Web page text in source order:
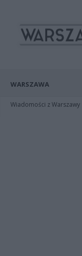
WARSZAWA
Wiadomości z Warszawy